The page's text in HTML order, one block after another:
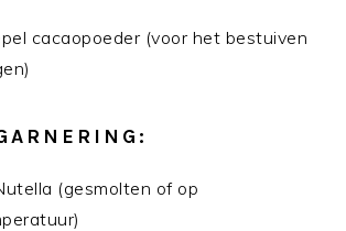
cacaopoeder (voor het bestuiven
(gesmolten of op